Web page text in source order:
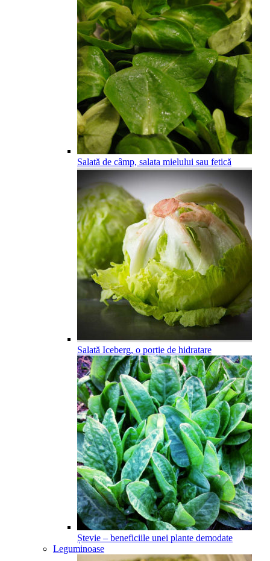
Salată de câmp, salata mielului sau fetică
Salată Iceberg, o porție de hidratare
Ștevie – beneficiile unei plante demodate
Leguminoase